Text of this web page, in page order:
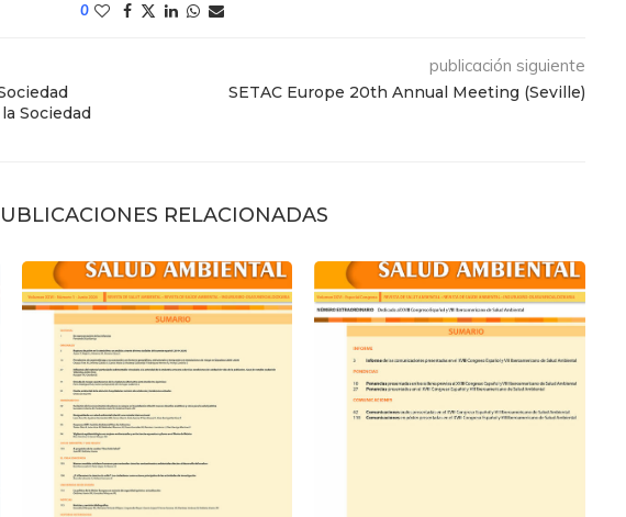
0
Sociedad
publicación siguiente
SETAC Europe 20th Annual Meeting (Seville)
RELACIONADAS